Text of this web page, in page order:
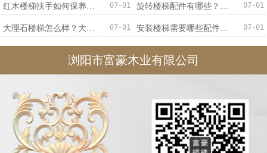
07-01 07-01
07-01 07-01
浏阳市富豪木业有限公司